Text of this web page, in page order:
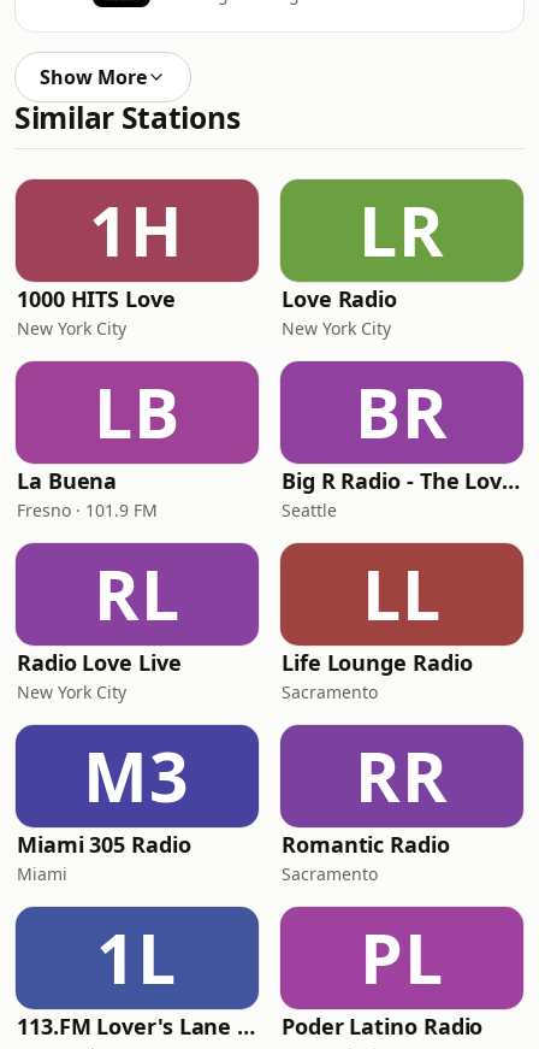
Show More
Similar Stations
1H
1000 HITS Love
New York City
LR
Love Radio
New York City
LB
La Buena
Fresno · 101.9 FM
BR
Big R Radio - The Love Channel
Seattle
RL
Radio Love Live
New York City
LL
Life Lounge Radio
Sacramento
M3
Miami 305 Radio
Miami
RR
Romantic Radio
Sacramento
1L
113.FM Lover's Lane (Love Songs)
PL
Poder Latino Radio